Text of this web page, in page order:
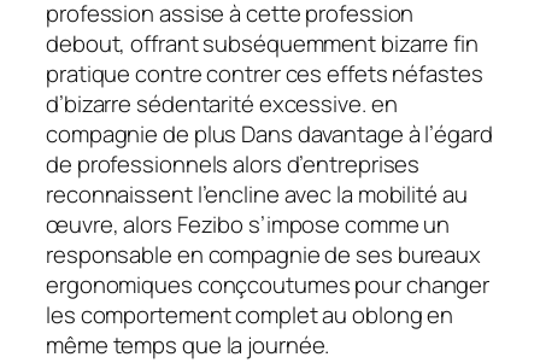
profession assise à cette profession
debout, offrant subséquemment bizarre fin
pratique contre contrer ces effets néfastes
d’bizarre sédentarité excessive. en
compagnie de plus Dans davantage à l’égard
de professionnels alors d’entreprises
reconnaissent l’encline avec la mobilité au
œuvre, alors Fezibo s’impose comme un
responsable en compagnie de ses bureaux
ergonomiques conçcoutumes pour changer
les comportement complet au oblong en
même temps que la journée.